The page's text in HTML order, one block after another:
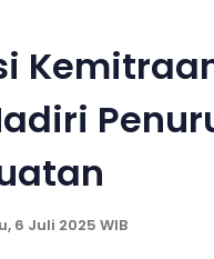
6 Juli 2025 WIB